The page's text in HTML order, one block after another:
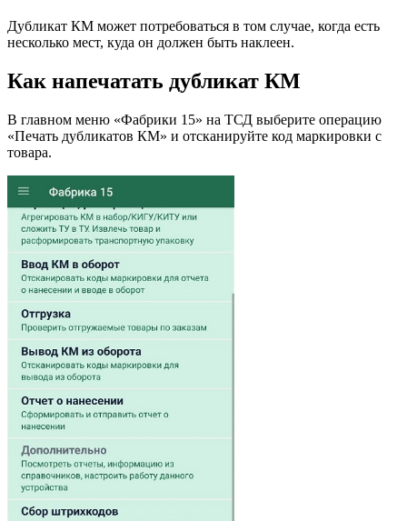
Дубликат КМ может потребоваться в том случае, когда есть
несколько мест, куда он должен быть наклеен.
Как напечатать дубликат КМ
В главном меню «Фабрики 15» на ТСД выберите операцию
«Печать дубликатов КМ» и отсканируйте код маркировки с
товара.